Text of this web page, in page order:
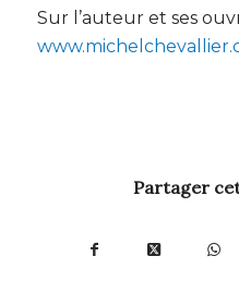
Sur l’auteur et ses
Partager